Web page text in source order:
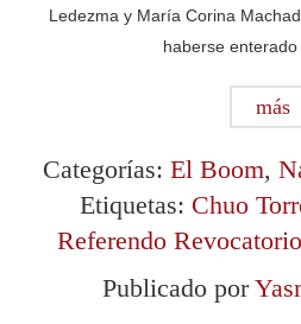
Ledezma y María Corina
haberse
más
Categorías: El Boom,
Etiquetas: Chuo
Referendo Revocatorio
Publicado por